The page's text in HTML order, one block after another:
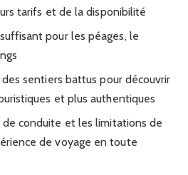
tarifs et de la disponibilité
pour les péages, le
des sentiers battus pour découvrir
et plus authentiques
conduite et les limitations de
de voyage en toute